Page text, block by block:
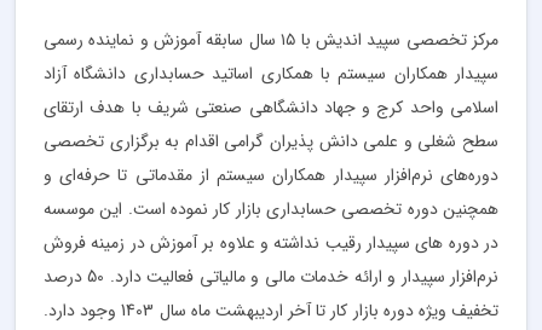
مرکز تخصصی سپید اندیش با ۱۵ سال سابقه آموزش و نماینده رسمی
سپیدار همکاران سیستم با همکاری اساتید حسابداری دانشگاه آزاد
اسلامی واحد کرج و جهاد دانشگاهی صنعتی شریف با هدف ارتقای
سطح شغلی و علمی دانش پذیران گرامی اقدام به برگزاری تخصصی
دوره‌های نرم‌افزار سپیدار همکاران سیستم از مقدماتی تا حرفه‌ای و
همچنین دوره تخصصی حسابداری بازار کار نموده است. این موسسه
در دوره های سپیدار رقیب نداشته و علاوه بر آموزش در زمینه فروش
نرم‌افزار سپیدار و ارائه خدمات مالی و مالیاتی فعالیت دارد. 50 درصد
تخفیف ویژه دوره بازار کار تا آخر اردیبهشت ماه سال 1403 وجود دارد.